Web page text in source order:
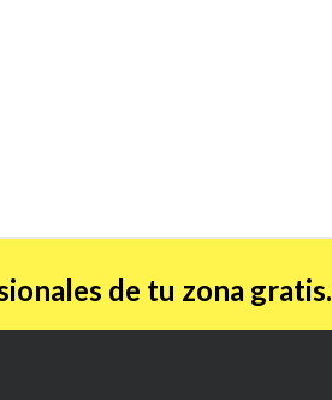
de tu zona gratis.